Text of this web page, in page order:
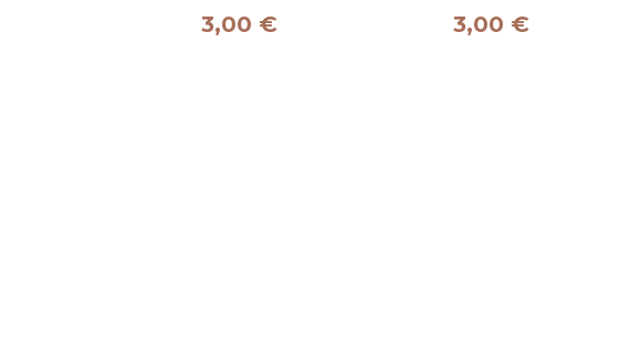
Prix
3,00 € Prix
3,00 €